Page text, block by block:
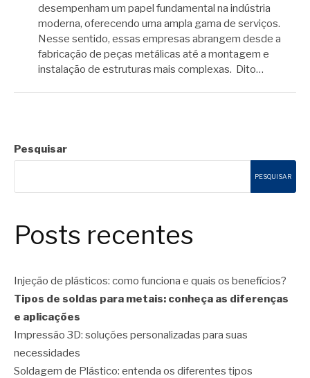
desempenham um papel fundamental na indústria
moderna, oferecendo uma ampla gama de serviços.
Nesse sentido, essas empresas abrangem desde a
fabricação de peças metálicas até a montagem e
instalação de estruturas mais complexas. Dito…
Pesquisar
PESQUISAR
Posts recentes
Injeção de plásticos: como funciona e quais os benefícios?
Tipos de soldas para metais: conheça as diferenças
e aplicações
Impressão 3D: soluções personalizadas para suas
necessidades
Soldagem de Plástico: entenda os diferentes tipos